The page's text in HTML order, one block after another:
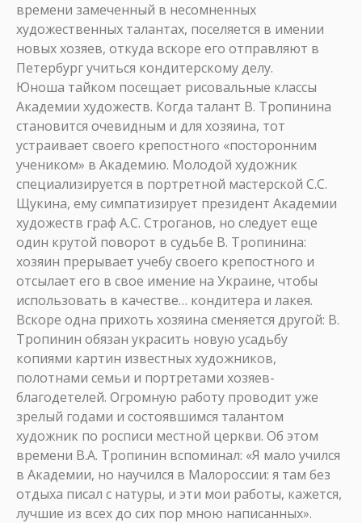
времени замеченный в несомненных
художественных талантах, поселяется в имении
новых хозяев, откуда вскоре его отправляют в
Петербург учиться кондитерскому делу.
Юноша тайком посещает рисовальные классы
Академии художеств. Когда талант В. Тропинина
становится очевидным и для хозяина, тот
устраивает своего крепостного «посторонним
учеником» в Академию. Молодой художник
специализируется в портретной мастерской С.С.
Щукина, ему симпатизирует президент Академии
художеств граф А.С. Строганов, но следует еще
один крутой поворот в судьбе В. Тропинина:
хозяин прерывает учебу своего крепостного и
отсылает его в свое имение на Украине, чтобы
использовать в качестве… кондитера и лакея.
Вскоре одна прихоть хозяина сменяется другой: В.
Тропинин обязан украсить новую усадьбу
копиями картин известных художников,
полотнами семьи и портретами хозяев-
благодетелей. Огромную работу проводит уже
зрелый годами и состоявшимся талантом
художник по росписи местной церкви. Об этом
времени В.А. Тропинин вспоминал: «Я мало учился
в Академии, но научился в Малороссии: я там без
отдыха писал с натуры, и эти мои работы, кажется,
лучшие из всех до сих пор мною написанных».